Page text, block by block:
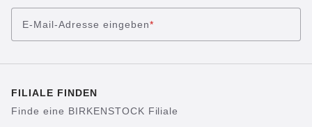
E-Mail-Adresse eingeben*
FILIALE FINDEN
Finde eine BIRKENSTOCK Filiale